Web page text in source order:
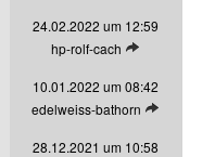
24.02.2022 um 12:59
hp-rolf-cach Letzten Beitrag
10.01.2022 um 08:42
edelweiss-bathorn Letzten
28.12.2021 um 10:58